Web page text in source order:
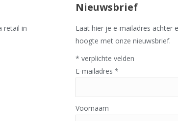
retail in
Nieuwsbrief
Laat hier je e-mailadres achter
hoogte met onze nieuwsbrief.
* verplichte velden
E-mailadres*
Voornaam